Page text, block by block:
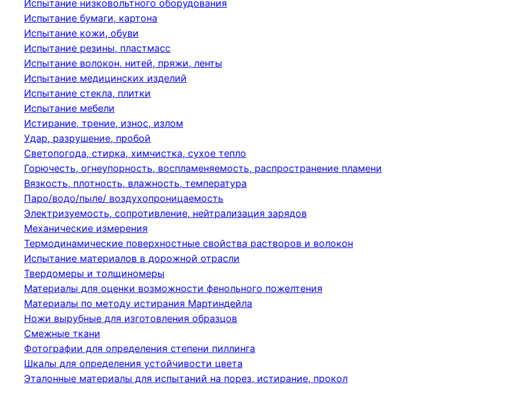
Испытание низковольтного оборудования
Испытание бумаги, картона
Испытание кожи, обуви
Испытание резины, пластмасс
Испытание волокон, нитей, пряжи, ленты
Испытание медицинских изделий
Испытание стекла, плитки
Испытание мебели
Истирание, трение, износ, излом
Удар, разрушение, пробой
Светопогода, стирка, химчистка, сухое тепло
Горючесть, огнеупорность, воспламеняемость, распространение пламени
Вязкость, плотность, влажность, температура
Паро/водо/пыле/ воздухопроницаемость
Электризуемость, сопротивление, нейтрализация зарядов
Механические измерения
Термодинамические поверхностные свойства растворов и волокон
Испытание материалов в дорожной отрасли
Твердомеры и толщиномеры
Материалы для оценки возможности фенольного пожелтения
Материалы по методу истирания Мартиндейла
Ножи вырубные для изготовления образцов
Смежные ткани
Фотографии для определения степени пиллинга
Шкалы для определения устойчивости цвета
Эталонные материалы для испытаний на порез, истирание, прокол